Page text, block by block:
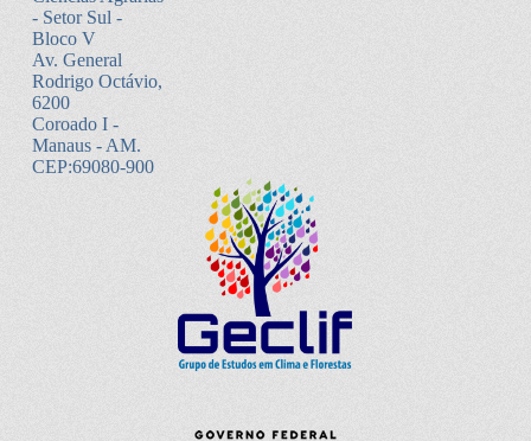
- Setor Sul -
Bloco V
Av. General
Rodrigo Octávio,
6200
Coroado I -
Manaus - AM.
CEP:69080-900